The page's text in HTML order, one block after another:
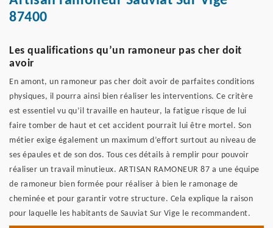
87400
Les qualifications qu’un ramoneur pas cher doit
avoir
En amont, un ramoneur pas cher doit avoir de parfaites conditions
physiques, il pourra ainsi bien réaliser les interventions. Ce critère
est essentiel vu qu’il travaille en hauteur, la fatigue risque de lui
faire tomber de haut et cet accident pourrait lui être mortel. Son
métier exige également un maximum d’effort surtout au niveau de
ses épaules et de son dos. Tous ces détails à remplir pour pouvoir
réaliser un travail minutieux. ARTISAN RAMONEUR 87 a une équipe
de ramoneur bien formée pour réaliser à bien le ramonage de
cheminée et pour garantir votre structure. Cela explique la raison
pour laquelle les habitants de Sauviat Sur Vige le recommandent.